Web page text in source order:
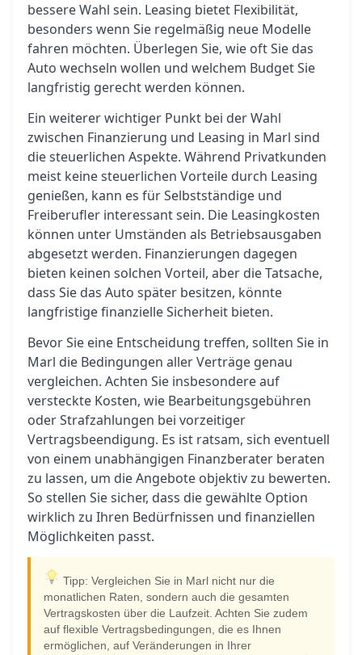
bessere Wahl sein. Leasing bietet Flexibilität,
besonders wenn Sie regelmäßig neue Modelle
fahren möchten. Überlegen Sie, wie oft Sie das
Auto wechseln wollen und welchem Budget Sie
langfristig gerecht werden können.
Ein weiterer wichtiger Punkt bei der Wahl
zwischen Finanzierung und Leasing in Marl sind
die steuerlichen Aspekte. Während Privatkunden
meist keine steuerlichen Vorteile durch Leasing
genießen, kann es für Selbstständige und
Freiberufler interessant sein. Die Leasingkosten
können unter Umständen als Betriebsausgaben
abgesetzt werden. Finanzierungen dagegen
bieten keinen solchen Vorteil, aber die Tatsache,
dass Sie das Auto später besitzen, könnte
langfristige finanzielle Sicherheit bieten.
Bevor Sie eine Entscheidung treffen, sollten Sie in
Marl die Bedingungen aller Verträge genau
vergleichen. Achten Sie insbesondere auf
versteckte Kosten, wie Bearbeitungsgebühren
oder Strafzahlungen bei vorzeitiger
Vertragsbeendigung. Es ist ratsam, sich eventuell
von einem unabhängigen Finanzberater beraten
zu lassen, um die Angebote objektiv zu bewerten.
So stellen Sie sicher, dass die gewählte Option
wirklich zu Ihren Bedürfnissen und finanziellen
Möglichkeiten passt.
Tipp: Vergleichen Sie in Marl nicht nur die
monatlichen Raten, sondern auch die gesamten
Vertragskosten über die Laufzeit. Achten Sie zudem
auf flexible Vertragsbedingungen, die es Ihnen
ermöglichen, auf Veränderungen in Ihrer